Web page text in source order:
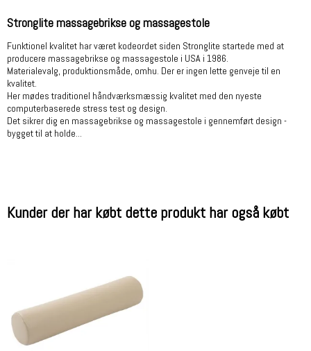
Stronglite massagebrikse og massagestole
Funktionel kvalitet har været kodeordet siden Stronglite startede med at
producere massagebrikse og massagestole i USA i 1986.
Materialevalg, produktionsmåde, omhu. Der er ingen lette genveje til en
kvalitet.
Her mødes traditionel håndværksmæssig kvalitet med den nyeste
computerbaserede stress test og design.
Det sikrer dig en massagebrikse og massagestole i gennemført design -
bygget til at holde...
Kunder der har købt dette produkt har også købt